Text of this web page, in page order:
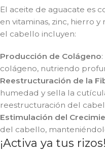
El aceite de aguacate es
en vitaminas, zinc, hierro y
el cabello incluyen:
Producción de Colágeno
colágeno, nutriendo
Reestructuración de la
humedad y sella la
reestructuración del
Estimulación del
del cabello,
¡Activa ya tus rizos!